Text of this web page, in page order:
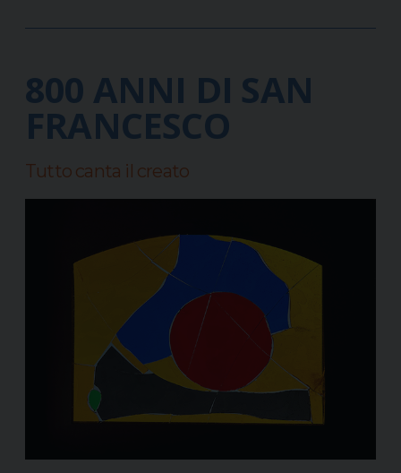
800 ANNI DI SAN
FRANCESCO
Tutto canta il creato